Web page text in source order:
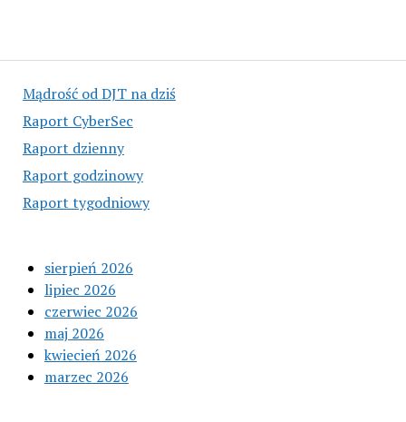
Mądrość od DJT na dziś
Raport CyberSec
Raport dzienny
Raport godzinowy
Raport tygodniowy
sierpień 2026
lipiec 2026
czerwiec 2026
maj 2026
kwiecień 2026
marzec 2026